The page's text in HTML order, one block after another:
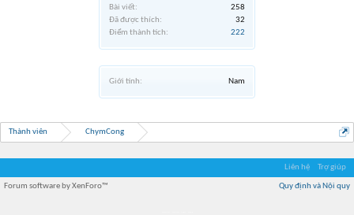
Bài viết:
258
Đã được thích:
32
Điểm thành tích:
222
Giới tính: Nam
Thành viên ChymCong
Liên hệ Trợ giúp
Quy định và Nội quy
Forum software by XenForo™